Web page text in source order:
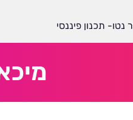
תכנון פיננסי